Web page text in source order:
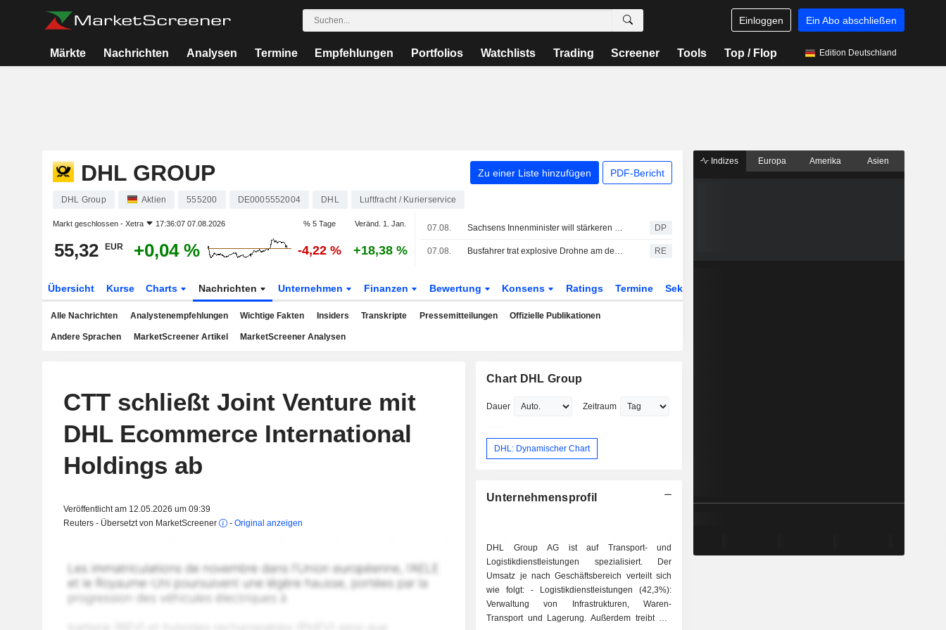
Einloggen Ein Abo abschließen
Märkte Nachrichten Analysen Termine Empfehlungen Portfolios Watchlists Trading Screener Tools Top / Flop Edition Deutschland
DHL GROUP Zu einer Liste hinzufügen PDF-Bericht
DHL Group Aktien 555200 DE0005552004 DHL Luftfracht / Kurierservice
Markt geschlossen - Xetra 17:36:07 07.08.2026 % 5 Tage Veränd. 1. Jan.
55,32 EUR +0,04 % -4,22 % +18,38 %
07.08. Sachsens Innenminister will stärkeren Schutz für Flughafen Leipzig DP
07.08. Busfahrer trat explosive Drohne am deutschen Flughafen aus der Luft, sagt Abgeordneter RE
Übersicht Kurse Charts Nachrichten Unternehmen Finanzen Bewertung Konsens Ratings Termine Sektor
Alle Nachrichten Analystenempfehlungen Wichtige Fakten Insiders Transkripte Pressemitteilungen Offizielle Publikationen
Andere Sprachen MarketScreener Artikel MarketScreener Analysen
CTT schließt Joint Venture mit
DHL Ecommerce International
Holdings ab
Veröffentlicht am 12.05.2026 um 09:39
Reuters - Übersetzt von MarketScreener
- Original anzeigen
Chart DHL Group
Dauer Zeitraum
DHL: Dynamischer Chart
Unternehmensprofil
DHL Group AG ist auf Transport- und
Logistikdienstleistungen spezialisiert. Der
Umsatz je nach Geschäftsbereich verteilt sich
wie folgt: - Logistikdienstleistungen (42,3%):
Verwaltung von Infrastrukturen, Waren-
Transport und Lagerung. Außerdem treibt der
Indizes Europa Amerika Asien